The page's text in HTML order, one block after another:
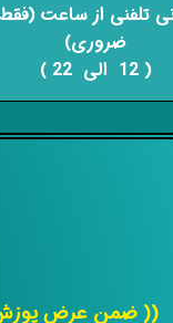
(( ضمن عرض پوزش،
تلفنی از ساعت
ضروری)
( 12 الی 22 ) ​​​​​​​